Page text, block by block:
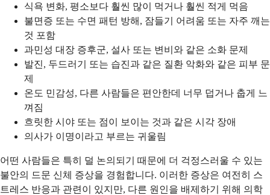
식욕 변화, 평소보다 훨씬 많이 먹거나 훨씬 적게 먹음
불면증 또는 수면 패턴 방해, 잠들기 어려움 또는 자주 깨는
것 포함
과민성 대장 증후군, 설사 또는 변비와 같은 소화 문제
발진, 두드러기 또는 습진과 같은 질환 악화와 같은 피부 문
제
온도 민감성, 다른 사람들은 편안한데 너무 덥거나 춥게 느
껴짐
흐릿한 시야 또는 점이 보이는 것과 같은 시각 장애
의사가 이명이라고 부르는 귀울림
어떤 사람들은 특히 덜 논의되기 때문에 더 걱정스러울 수 있는
불안의 드문 신체 증상을 경험합니다. 이러한 증상은 여전히 스
트레스 반응과 관련이 있지만, 다른 원인을 배제하기 위해 의학